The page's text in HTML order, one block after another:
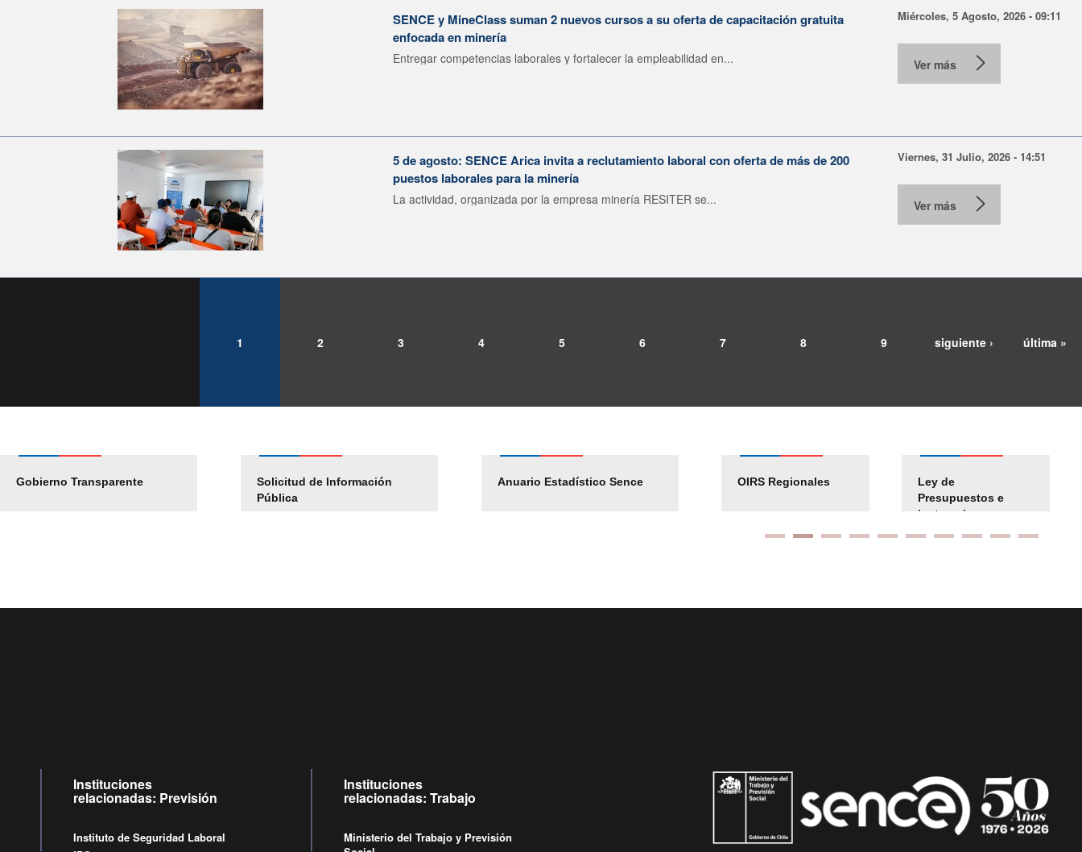
SENCE y MineClass suman 2 nuevos cursos a su oferta de capacitación gratuita
enfocada en minería
Entregar competencias laborales y fortalecer la empleabilidad en...
Miércoles, 5 Agosto, 2026 - 09:11
Ver más
5 de agosto: SENCE Arica invita a reclutamiento laboral con oferta de más de 200
puestos laborales para la minería
La actividad, organizada por la empresa minería RESITER se...
Viernes, 31 Julio, 2026 - 14:51
Ver más
1 2 3 4 5 6 7 8 9 siguiente › última »
Gobierno Transparente
Solicitud de Información
Pública
Anuario Estadístico Sence
Pago Proveedores
Empleos Públicos
Solicitud Audiencias
OIRS Regionales
Ley de
Presupuestos e
instrucciones
Instituciones
relacionadas: Previsión
Instituto de Seguridad Laboral
Instituciones
relacionadas: Trabajo
Ministerio del Trabajo y Previsión